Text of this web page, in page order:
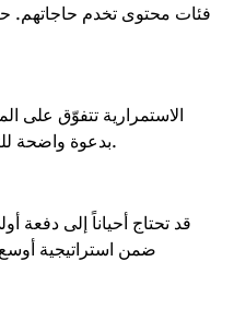
فئات محتوى تخدم حاجاتهم.
الاستمرارية تتفوّق على
بدعوة واضحة للتفاعل. راقب الأداء أسبوعياً وعدّل الزوايا السردية وفقاً لما يحقق أعلى احتفاظ ومشاهدات مكتملة.
قد تحتاج أحياناً إلى دفعة
ضمن استراتيجية